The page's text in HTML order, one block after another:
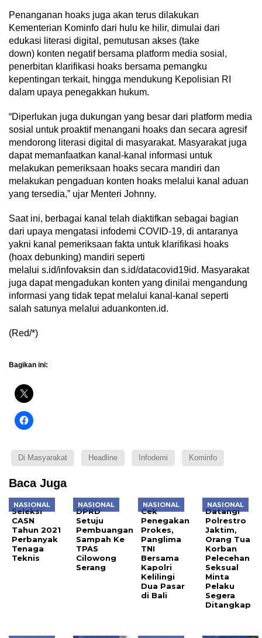
Penanganan hoaks juga akan terus dilakukan
Kementerian Kominfo dari hulu ke hilir, dimulai dari
edukasi literasi digital, pemutusan akses (take
down) konten negatif bersama platform media sosial,
penerbitan klarifikasi hoaks bersama pemangku
kepentingan terkait, hingga mendukung Kepolisian RI
dalam upaya penegakkan hukum.
“Diperlukan juga dukungan yang besar dari platform media
sosial untuk proaktif menangani hoaks dan secara agresif
mendorong literasi digital di masyarakat. Masyarakat juga
dapat memanfaatkan kanal-kanal informasi untuk
melakukan pemeriksaan hoaks secara mandiri dan
melakukan pengaduan konten hoaks melalui kanal aduan
yang tersedia,” ujar Menteri Johnny.
Saat ini, berbagai kanal telah diaktifkan sebagai bagian
dari upaya mengatasi infodemi COVID-19, di antaranya
yakni kanal pemeriksaan fakta untuk klarifikasi hoaks
(hoax debunking) mandiri seperti
melalui s.id/infovaksin dan s.id/datacovid19id. Masyarakat
juga dapat mengadukan konten yang dinilai mengandung
informasi yang tidak tepat melalui kanal-kanal seperti
salah satunya melalui aduankonten.id.
(Red/*)
Bagikan ini:
Di Masyarakat Headline Infodemi Kominfo
Baca Juga
NASIONAL
Seleksi
CASN
Tahun 2021
Perbanyak
Tenaga
Teknis
NASIONAL
DPRD
Setuju
Pembuangan
Sampah Ke
TPAS
Cilowong
Serang
NASIONAL
Cek
Penegakan
Prokes,
Panglima
TNI
Bersama
Kapolri
Kelilingi
Dua Pasar
di Bali
NASIONAL
Datangi
Polrestro
Jaktim,
Orang Tua
Korban
Pelecehan
Seksual
Minta
Pelaku
Segera
Ditangkap